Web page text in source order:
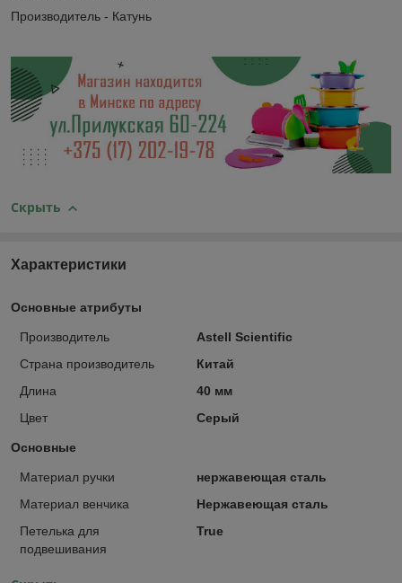
Производитель - Катунь
Скрыть
Характеристики
Основные атрибуты
Производитель
Astell Scientific
Страна производитель
Китай
Длина
40 мм
Цвет
Серый
Основные
Материал ручки
нержавеющая сталь
Материал венчика
Нержавеющая сталь
Петелька для
подвешивания
True